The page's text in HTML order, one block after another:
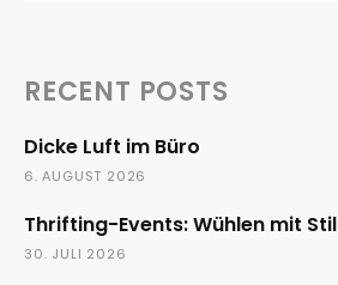
RECENT POSTS
Dicke Luft im Büro
6. AUGUST 2026
Thrifting-Events: Wühlen mit Stil
30. JULI 2026